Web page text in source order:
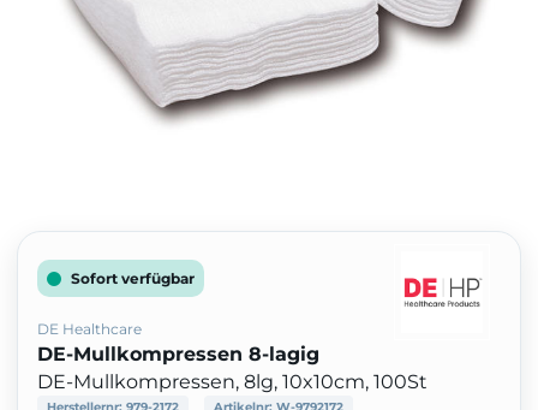
Sofort verfügbar
DE Healthcare
DE-Mullkompressen 8-lagig
DE-Mullkompressen, 8lg, 10x10cm, 100St